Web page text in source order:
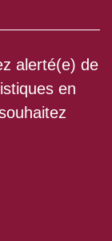
alerté(e) de
en